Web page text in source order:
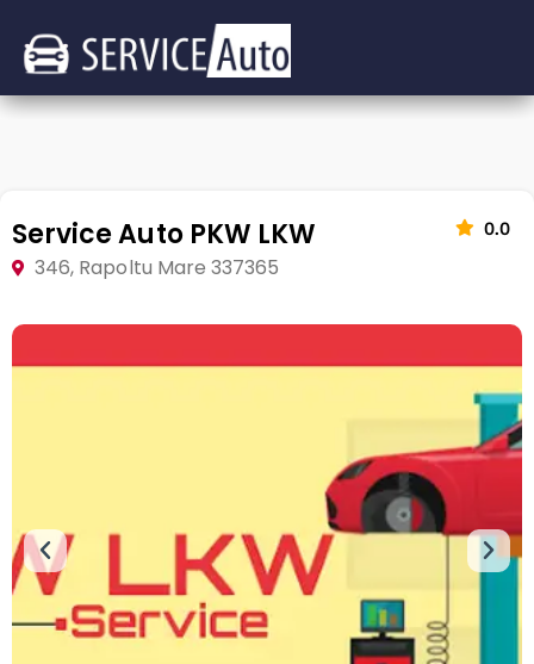
Service Auto PKW LKW 0.0
346, Rapoltu Mare 337365